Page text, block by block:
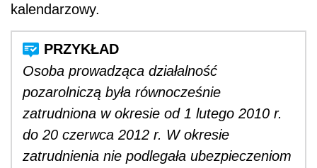
kalendarzowy.
Osoba prowadząca działalność
pozarolniczą była równocześnie
zatrudniona w okresie od 1 lutego 2010 r.
do 20 czerwca 2012 r. W okresie
zatrudnienia nie podlegała ubezpieczeniom